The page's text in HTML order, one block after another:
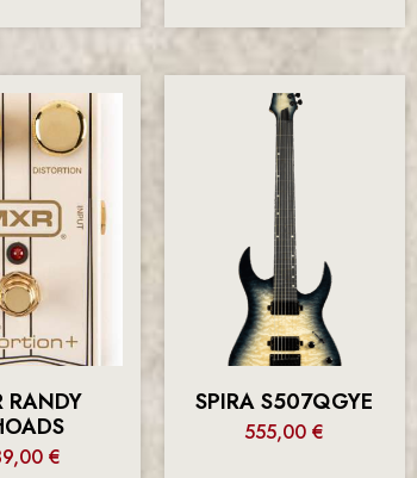
RANDY
€
SPIRA S507QGYE
555,00€